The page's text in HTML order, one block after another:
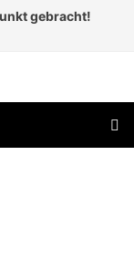
gebracht!